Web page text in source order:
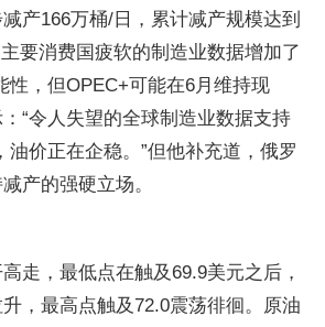
产166万桶/日，累计减产规模达到
要消费国疲软的制造业数据增加了
性，但OPEC+可能在6月维持现
“令人失望的全球制造业数据支持
油价正在企稳。”但他补充道，俄罗
产的强硬立场。
走，最低点在触及69.9美元之后，
，最高点触及72.0震荡徘徊。原油